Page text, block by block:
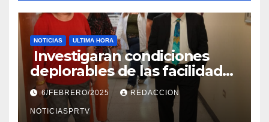
NOTICIAS ULTIMA HORA
Investigaran condiciones
deplorables de las facilidades
el Departamento de la Salud
en Mayagüez
6/FEBRERO/2025 REDACCION
NOTICIASPRTV